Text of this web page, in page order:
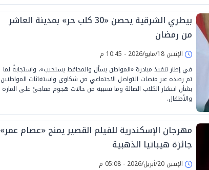
بيطري الشرقية يحصن «30 كلب حر» بمدينة العاشر
من رمضان
الإثنين 18/مايو/2026 - 10:45 م
في إطار تنفيذ مبادرة «المواطن يسأل والمحافظ يستجيب»، واستجابةً لما
تم رصده عبر منصات التواصل الاجتماعي من شكاوى واستغاثات المواطنين
بشأن انتشار الكلاب الضالة وما تسببه من حالات هجوم مفاجئ على المارة
والأطفال.
مهرجان الإسكندرية للفيلم القصير يمنح «عصام عمر»
جائزة هيباتيا الذهبية
الإثنين 20/أبريل/2026 - 05:08 م